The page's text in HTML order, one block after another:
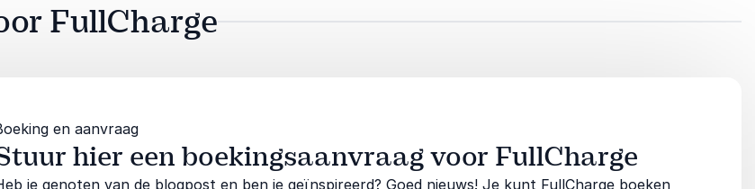
FullCharge
en aanvraag
hier een boekingsaanvraag voor FullCharge
je genoten van de blogpost en ben je geïnspireerd? Goed nieuws! Je kunt FullCharge boeken